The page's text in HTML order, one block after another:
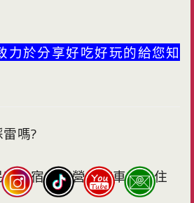
力於分享好吃好玩的給您知
嗎?
住宿、露營、汽車旅館住